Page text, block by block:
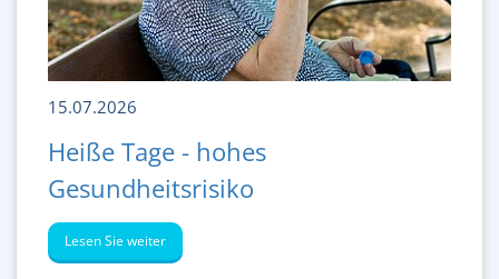
15.07.2026
Heiße Tage - hohes
Gesundheitsrisiko
Lesen Sie weiter